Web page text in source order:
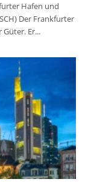
Hafen und
Der Frankfurter
Er...